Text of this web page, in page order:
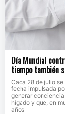
Día Mundial
tiempo también
Cada 28 de julio
fecha impulsada
generar
hígado y que, en
años